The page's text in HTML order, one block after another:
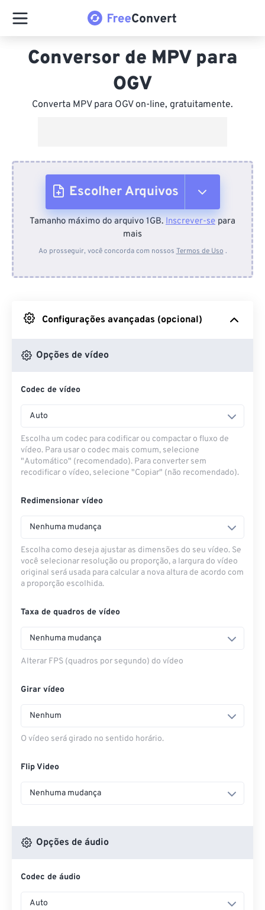
Conversor de MPV para
OGV
Converta MPV para OGV on-line, gratuitamente.
Escolher Arquivos
Do dispositivo
Do Google Drive
Do OneDrive
Tamanho máximo do arquivo 1GB. Inscrever-se para
mais
Ao prosseguir, você concorda com nossos Termos de Uso .
Configurações avançadas (opcional)
Opções de vídeo
Codec de vídeo
Auto
Escolha um codec para codificar ou compactar o fluxo de
vídeo. Para usar o codec mais comum, selecione
"Automático" (recomendado). Para converter sem
recodificar o vídeo, selecione "Copiar" (não recomendado).
Redimensionar vídeo
Nenhuma mudança
Escolha como deseja ajustar as dimensões do seu vídeo. Se
você selecionar resolução ou proporção, a largura do vídeo
original será usada para calcular a nova altura de acordo com
a proporção escolhida.
Taxa de quadros de vídeo
Nenhuma mudança
Alterar FPS (quadros por segundo) do vídeo
Girar vídeo
Nenhum
O vídeo será girado no sentido horário.
Flip Video
Nenhuma mudança
Opções de áudio
Codec de áudio
Auto